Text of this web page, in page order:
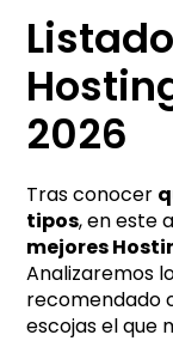
2026
Tras conocer
tipos, en este
mejores
Analizaremos
recomendado
escojas el que